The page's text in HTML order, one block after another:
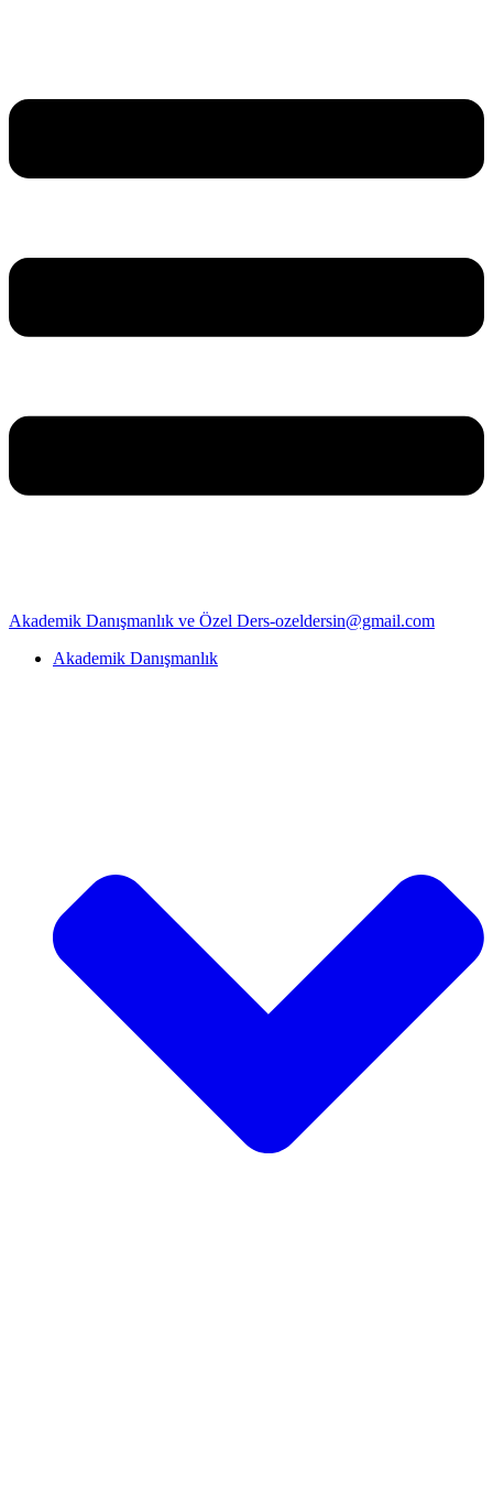
Akademik Danışmanlık ve Özel Ders-ozeldersin@gmail.com
Akademik Danışmanlık